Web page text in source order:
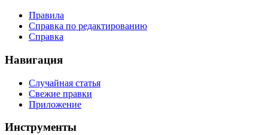
Правила
Справка по редактированию
Справка
Навигация
Случайная статья
Свежие правки
Приложение
Инструменты